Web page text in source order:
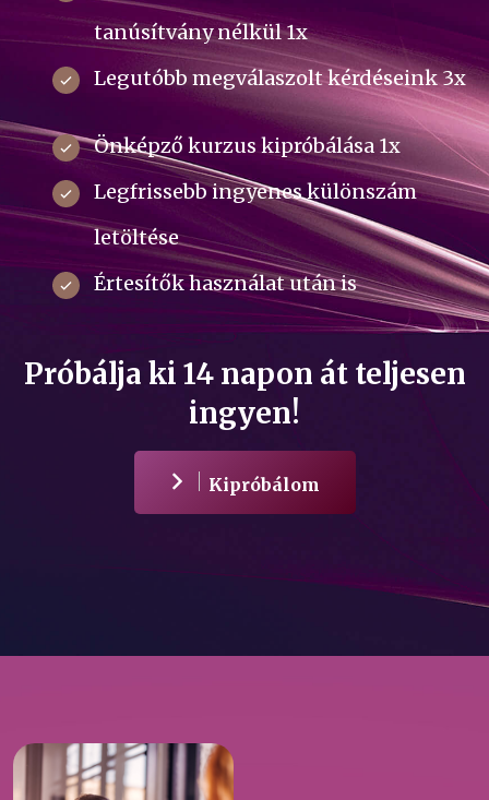
tanúsítvány nélkül 1x
Legutóbb megválaszolt kérdéseink 3x
Önképző kurzus kipróbálása 1x
Legfrissebb ingyenes különszám
letöltése
Értesítők használat után is
Próbálja ki 14 napon át teljesen
ingyen!
Kipróbálom